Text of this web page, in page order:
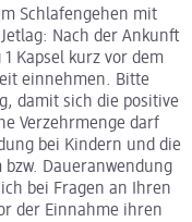
Schlafengehen mit
Nach der Ankunft
Kapsel kurz vor dem
einnehmen. Bitte
damit sich die positive
Verzehrmenge darf
bei Kindern und die
Daueranwendung
bei Fragen an Ihren
der Einnahme ihren